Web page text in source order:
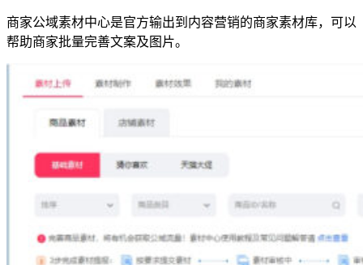
商家公域素材中心是官方输出到内容营销的商家素材库，可以
帮助商家批量完善文案及图片。